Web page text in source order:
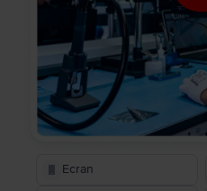
Ecran